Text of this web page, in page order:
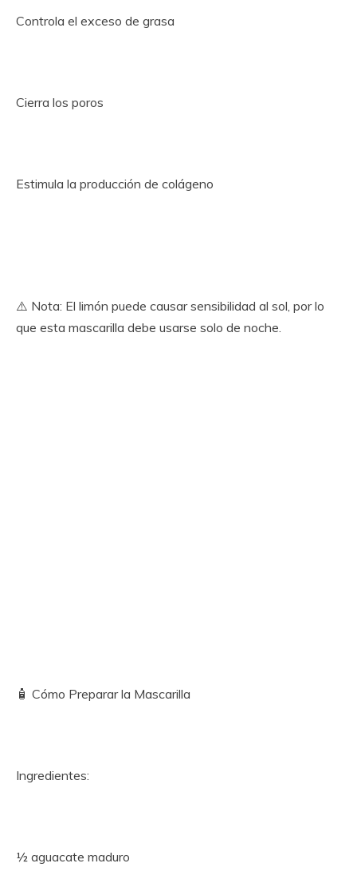
Controla el exceso de grasa
Cierra los poros
Estimula la producción de colágeno
⚠️ Nota: El limón puede causar sensibilidad al sol, por lo
que esta mascarilla debe usarse solo de noche.
🧴 Cómo Preparar la Mascarilla
Ingredientes:
½ aguacate maduro